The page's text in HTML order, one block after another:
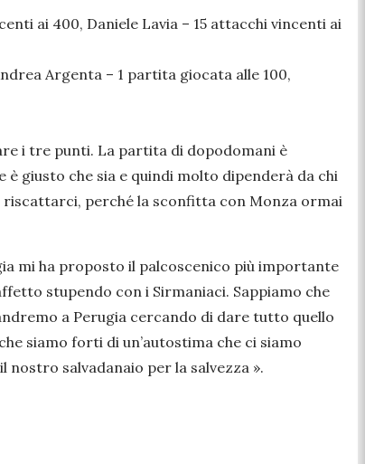
ai 400, Daniele Lavia – 15 attacchi vincenti ai
Argenta – 1 partita giocata alle 100,
i tre punti. La partita di dopodomani è
giusto che sia e quindi molto dipenderà da chi
perché la sconfitta con Monza ormai
mi ha proposto il palcoscenico più importante
stupendo con i Sirmaniaci. Sappiamo che
a Perugia cercando di dare tutto quello
siamo forti di un’autostima che ci siamo
salvadanaio per la salvezza ».